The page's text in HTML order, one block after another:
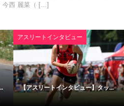
今西 麗菜（ […]
アスリートインタビュー
【アスリートインタビュー】タッ...